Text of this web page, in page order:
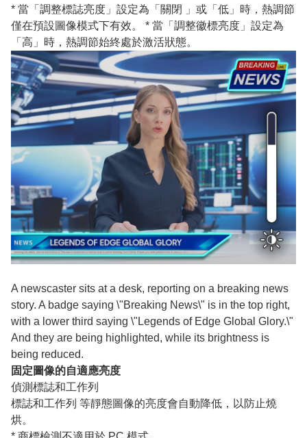
* 當「調整標誌亮度」設定為「關閉 」或「低」時，熱調節
僅在預設圖像模式下有效。 * 當「調整徽標亮度」設定為
「高」時，熱調節始終處於激活狀態。
A newscaster sits at a desk, reporting on a breaking news
story. A badge saying \"Breaking News\" is in the top right,
with a lower third saying \"Legends of Edge Global Glory.\"
And they are being highlighted, while its brightness is
being reduced.
固定圖像的自適應亮度
偵測標誌和工作列
標誌和工作列 等靜態圖像的亮度會自動降低，以防止燒
烘。